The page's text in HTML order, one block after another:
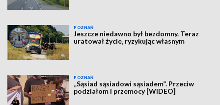
POZNAŃ
Jeszcze niedawno był bezdomny. Teraz
uratował życie, ryzykując własnym
POZNAŃ
„Sąsiad sąsiadowi sąsiadem”. Przeciw
podziałom i przemocy [WIDEO]